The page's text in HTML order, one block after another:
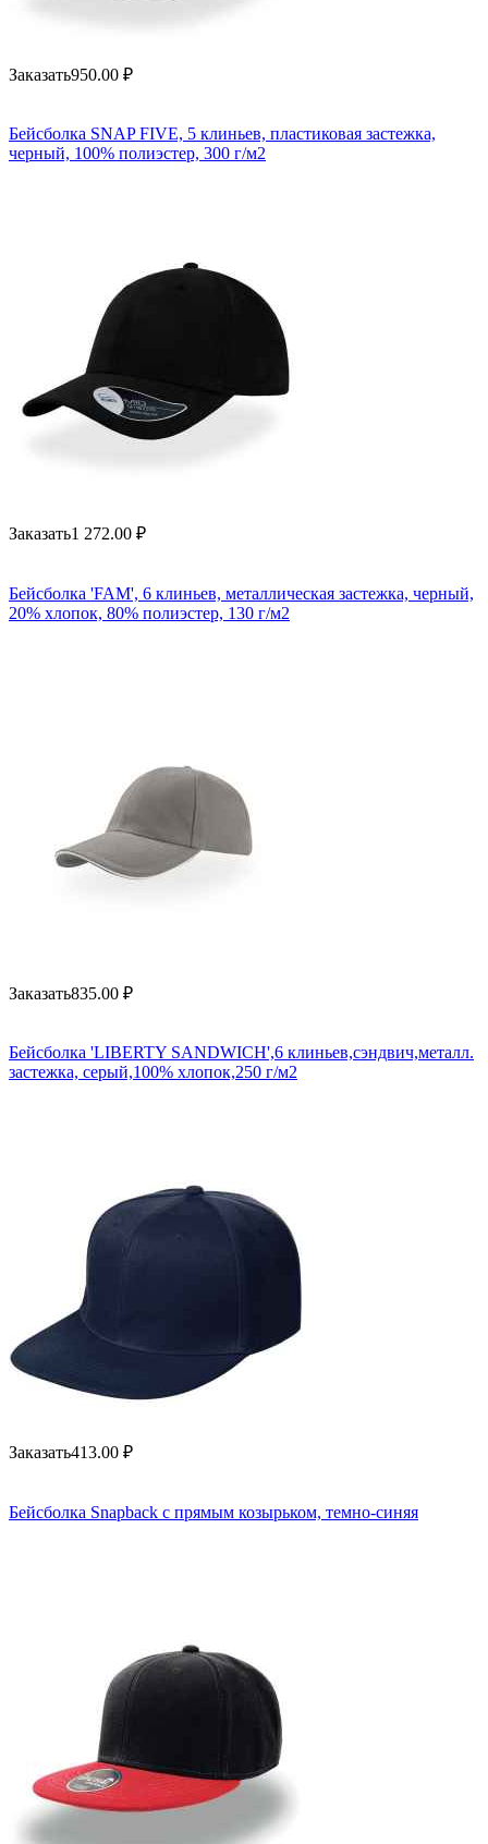
Заказать950.00 ₽
Бейсболка SNAP FIVE, 5 клиньев, пластиковая застежка,
черный, 100% полиэстер, 300 г/м2
Заказать1 272.00 ₽
Бейсболка 'FAM', 6 клиньев, металлическая застежка, черный,
20% хлопок, 80% полиэстер, 130 г/м2
Заказать835.00 ₽
Бейсболка 'LIBERTY SANDWICH',6 клиньев,сэндвич,металл.
застежка, серый,100% хлопок,250 г/м2
Заказать413.00 ₽
Бейсболка Snapback с прямым козырьком, темно-синяя